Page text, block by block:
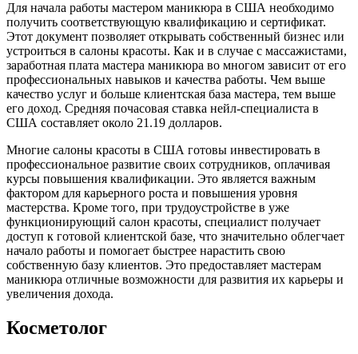
Для начала работы мастером маникюра в США необходимо
получить соответствующую квалификацию и сертификат.
Этот документ позволяет открывать собственный бизнес или
устроиться в салоны красоты. Как и в случае с массажистами,
заработная плата мастера маникюра во многом зависит от его
профессиональных навыков и качества работы. Чем выше
качество услуг и больше клиентская база мастера, тем выше
его доход. Средняя почасовая ставка нейл-специалиста в
США составляет около 21.19 долларов.
Многие салоны красоты в США готовы инвестировать в
профессиональное развитие своих сотрудников, оплачивая
курсы повышения квалификации. Это является важным
фактором для карьерного роста и повышения уровня
мастерства. Кроме того, при трудоустройстве в уже
функционирующий салон красоты, специалист получает
доступ к готовой клиентской базе, что значительно облегчает
начало работы и помогает быстрее нарастить свою
собственную базу клиентов. Это предоставляет мастерам
маникюра отличные возможности для развития их карьеры и
увеличения дохода.
Косметолог